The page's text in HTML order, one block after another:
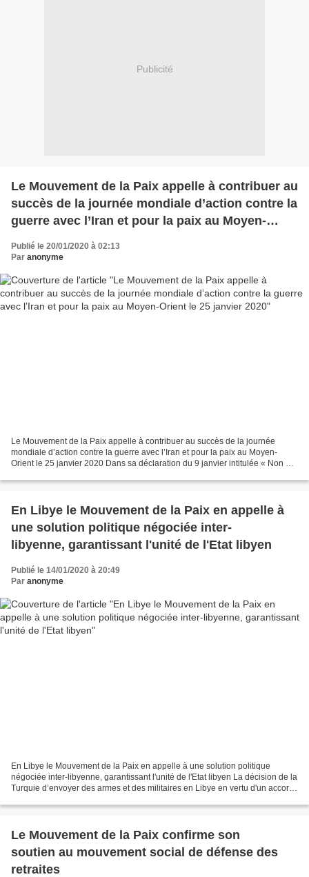
Publicité
Le Mouvement de la Paix appelle à contribuer au
succès de la journée mondiale d’action contre la
guerre avec l’Iran et pour la paix au Moyen-
Publié le 20/01/2020 à 02:13
Par anonyme
Le Mouvement de la Paix appelle à contribuer au succès de la journée
mondiale d’action contre la guerre avec l’Iran et pour la paix au Moyen-
Orient le 25 janvier 2020 Dans sa déclaration du 9 janvier intitulée « Non à
En Libye le Mouvement de la Paix en appelle à
une solution politique négociée inter-
libyenne, garantissant l'unité de l'Etat libyen
Publié le 14/01/2020 à 20:49
Par anonyme
En Libye le Mouvement de la Paix en appelle à une solution politique
négociée inter-libyenne, garantissant l'unité de l'Etat libyen La décision de la
Turquie d’envoyer des armes et des militaires en Libye en vertu d'un accord
Le Mouvement de la Paix confirme son
soutien au mouvement social de défense des
retraites